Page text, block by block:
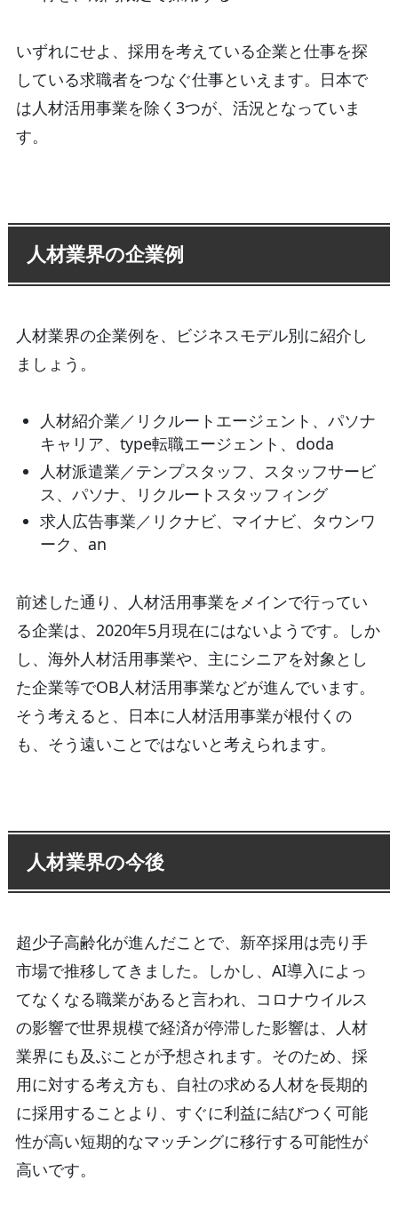
いずれにせよ、採用を考えている企業と仕事を探
している求職者をつなぐ仕事といえます。日本で
は人材活用事業を除く3つが、活況となっていま
す。
人材業界の企業例
人材業界の企業例を、ビジネスモデル別に紹介し
ましょう。
人材紹介業／リクルートエージェント、パソナ
キャリア、type転職エージェント、doda
人材派遣業／テンプスタッフ、スタッフサービ
ス、パソナ、リクルートスタッフィング
求人広告事業／リクナビ、マイナビ、タウンワ
ーク、an
前述した通り、人材活用事業をメインで行ってい
る企業は、2020年5月現在にはないようです。しか
し、海外人材活用事業や、主にシニアを対象とし
た企業等でOB人材活用事業などが進んでいます。
そう考えると、日本に人材活用事業が根付くの
も、そう遠いことではないと考えられます。
人材業界の今後
超少子高齢化が進んだことで、新卒採用は売り手
市場で推移してきました。しかし、AI導入によっ
てなくなる職業があると言われ、コロナウイルス
の影響で世界規模で経済が停滞した影響は、人材
業界にも及ぶことが予想されます。そのため、採
用に対する考え方も、自社の求める人材を長期的
に採用することより、すぐに利益に結びつく可能
性が高い短期的なマッチングに移行する可能性が
高いです。